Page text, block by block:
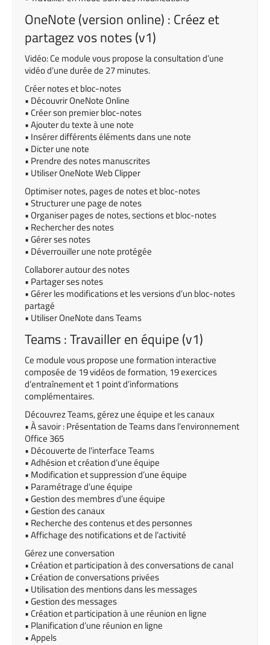
OneNote (version online) : Créez et
partagez vos notes (v1)
Vidéo: Ce module vous propose la consultation d’une
vidéo d’une durée de 27 minutes.
Créer notes et bloc-notes
• Découvrir OneNote Online
• Créer son premier bloc-notes
• Ajouter du texte à une note
• Insérer différents éléments dans une note
• Dicter une note
• Prendre des notes manuscrites
• Utiliser OneNote Web Clipper
Optimiser notes, pages de notes et bloc-notes
• Structurer une page de notes
• Organiser pages de notes, sections et bloc-notes
• Rechercher des notes
• Gérer ses notes
• Déverrouiller une note protégée
Collaborer autour des notes
• Partager ses notes
• Gérer les modifications et les versions d’un bloc-notes
partagé
• Utiliser OneNote dans Teams
Teams : Travailler en équipe (v1)
Ce module vous propose une formation interactive
composée de 19 vidéos de formation, 19 exercices
d’entraînement et 1 point d’informations
complémentaires.
Découvrez Teams, gérez une équipe et les canaux
• À savoir : Présentation de Teams dans l’environnement
Office 365
• Découverte de l’interface Teams
• Adhésion et création d’une équipe
• Modification et suppression d’une équipe
• Paramétrage d’une équipe
• Gestion des membres d’une équipe
• Gestion des canaux
• Recherche des contenus et des personnes
• Affichage des notifications et de l’activité
Gérez une conversation
• Création et participation à des conversations de canal
• Création de conversations privées
• Utilisation des mentions dans les messages
• Gestion des messages
• Création et participation à une réunion en ligne
• Planification d’une réunion en ligne
• Appels